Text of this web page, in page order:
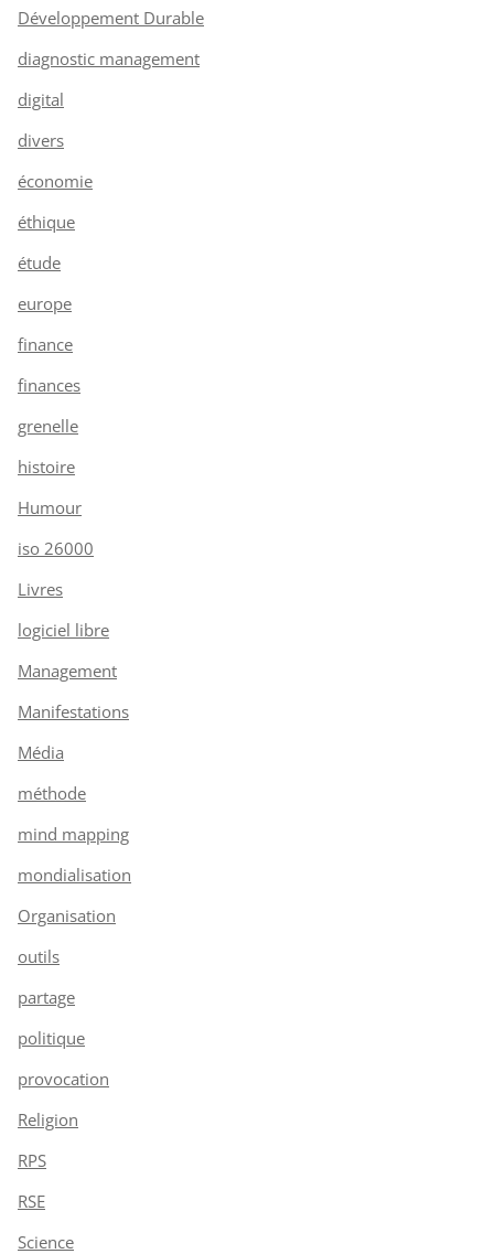
Développement Durable
diagnostic management
digital
divers
économie
éthique
étude
europe
finance
finances
grenelle
histoire
Humour
iso 26000
Livres
logiciel libre
Management
Manifestations
Média
méthode
mind mapping
mondialisation
Organisation
outils
partage
politique
provocation
Religion
RPS
RSE
Science